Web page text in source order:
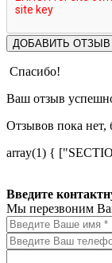
ДОБАВИТЬ ОТЗЫВ
Спасибо!
Ваш отзыв
Отзывов пока нет,
array(1) {
Введите
Мы перезвоним